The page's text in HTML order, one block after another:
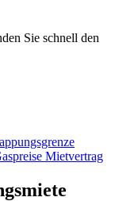
Sie schnell den
Mietvertrag